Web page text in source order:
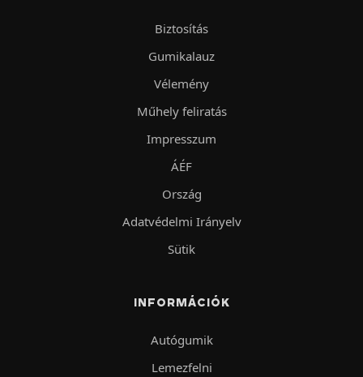
Biztosítás
Gumikalauz
Vélemény
Műhely feliratás
Impresszum
ÁÉF
Ország
Adatvédelmi Irányelv
Sütik
INFORMÁCIÓK
Autógumik
Lemezfelni